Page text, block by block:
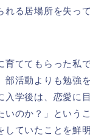
れる居場所を失っ
育ててもらった私
部活動よりも勉強
入学後は、恋愛に
いのか？」という
していたことを鮮